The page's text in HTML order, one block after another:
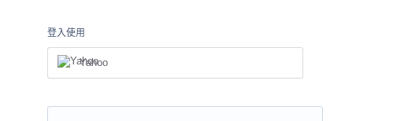
登入使用
Yahoo